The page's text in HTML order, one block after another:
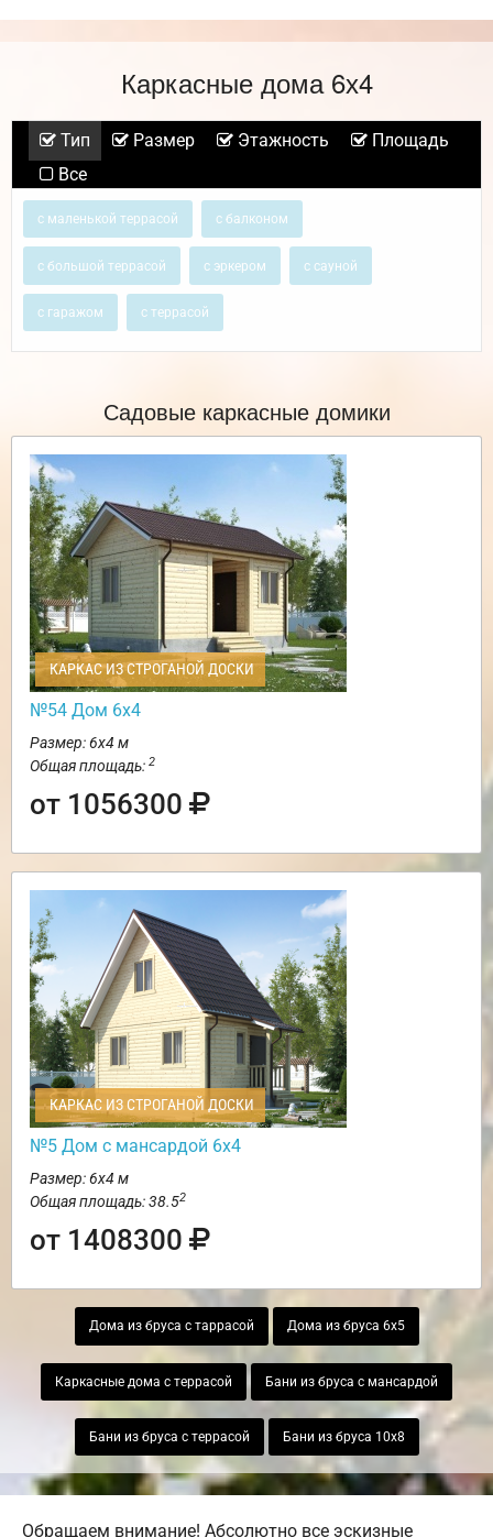
Каркасные дома 6х4
Тип Размер Этажность
Площадь
Все
с маленькой террасой с балконом
с большой террасой с эркером с сауной
с гаражом с террасой
Садовые каркасные домики
КАРКАС ИЗ СТРОГАНОЙ ДОСКИ
№54 Дом 6х4
Размер: 6х4 м
Общая площадь: 2
от 1056300
КАРКАС ИЗ СТРОГАНОЙ ДОСКИ
№5 Дом с мансардой 6х4
Размер: 6х4 м
Общая площадь: 38.52
от 1408300
Дома из бруса с таррасой Дома из бруса 6х5
Каркасные дома с террасой Бани из бруса с мансардой
Бани из бруса с террасой Бани из бруса 10х8
Обращаем внимание! Абсолютно все эскизные